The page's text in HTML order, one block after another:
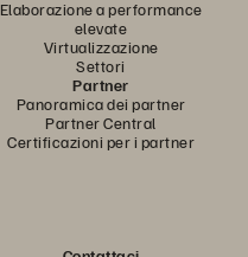
Elaborazione a performance
elevate
Virtualizzazione
Settori
Partner
Panoramica dei partner
Partner Central
Certificazioni per i partner